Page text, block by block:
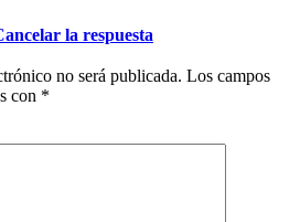
la respuesta
no será publicada. Los campos
con *